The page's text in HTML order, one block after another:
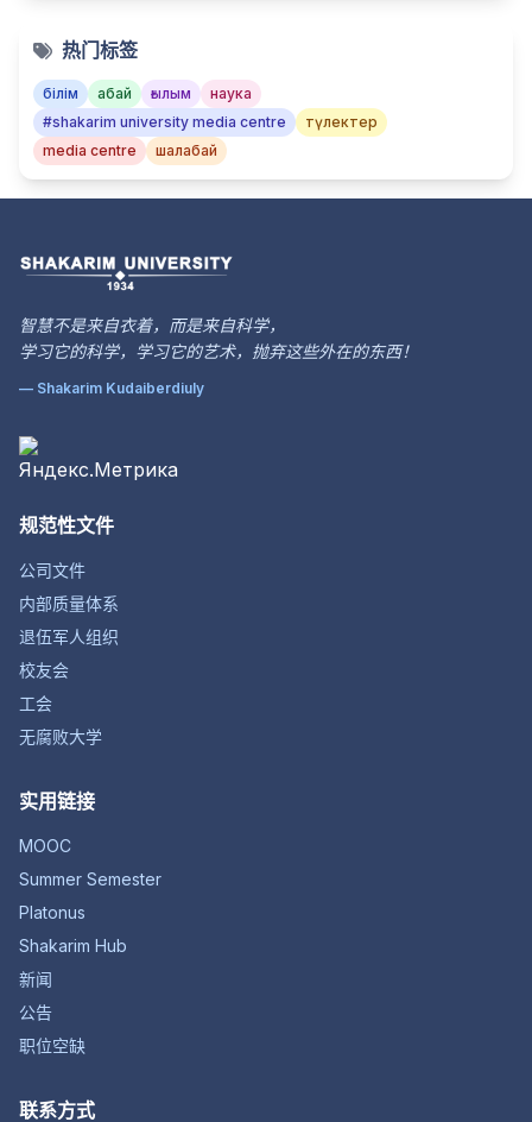
热门标签
білім абай ғылым
наука
#shakarim university media centre
түлектер
media centre
шалабай
智慧不是来自衣着，而是来自科学，
学习它的科学，学习它的艺术，抛弃这些外在的东西！
— Shakarim Kudaiberdiuly
规范性文件
公司文件
内部质量体系
退伍军人组织
校友会
工会
无腐败大学
实用链接
MOOC
Summer Semester
Platonus
Shakarim Hub
新闻
公告
职位空缺
联系方式